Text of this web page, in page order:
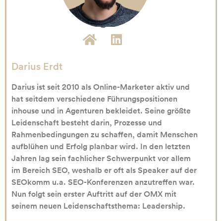
Darius Erdt
Darius ist seit 2010 als Online-Marketer aktiv und
hat seitdem verschiedene Führungspositionen
inhouse und in Agenturen bekleidet. Seine größte
Leidenschaft besteht darin, Prozesse und
Rahmenbedingungen zu schaffen, damit Menschen
aufblühen und Erfolg planbar wird. In den letzten
Jahren lag sein fachlicher Schwerpunkt vor allem
im Bereich SEO, weshalb er oft als Speaker auf der
SEOkomm u.a. SEO-Konferenzen anzutreffen war.
Nun folgt sein erster Auftritt auf der OMX mit
seinem neuen Leidenschaftsthema: Leadership.